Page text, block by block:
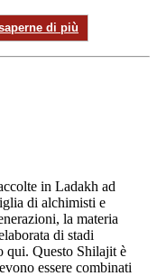
di più
in Ladakh ad
di alchimisti e
la materia
di stadi
qui. Questo Shilajit è
essere combinati